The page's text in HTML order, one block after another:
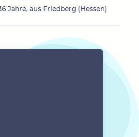
Jahre, aus Friedberg (Hessen)